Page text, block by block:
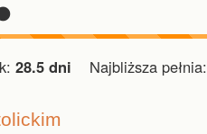
28.5 dni Najbliższa pełnia: